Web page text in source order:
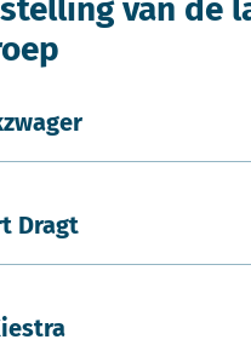
van de
Dragt